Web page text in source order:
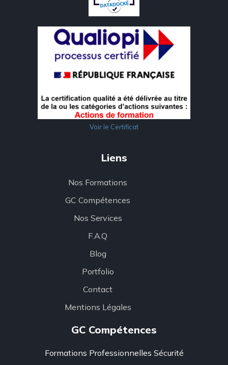
Voir le Certificat
Liens
Nos Formations
GC Compétences
Nos Services
F.A.Q
Blog
Portfolio
Contact
Mentions Légales
GC Compétences
Formations Professionnelles Sécurité